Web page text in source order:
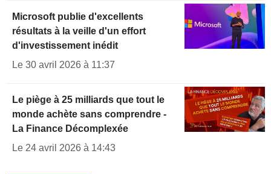
Microsoft publie d'excellents
résultats à la veille d'un effort
d'investissement inédit
Le 30 avril 2026 à 11:37
Le piège à 25 milliards que tout le
monde achète sans comprendre -
La Finance Décomplexée
Le 24 avril 2026 à 14:43